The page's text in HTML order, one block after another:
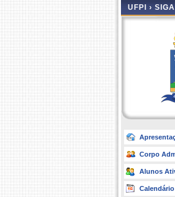
UFPI ›
Corpo
Alunos
Calendário